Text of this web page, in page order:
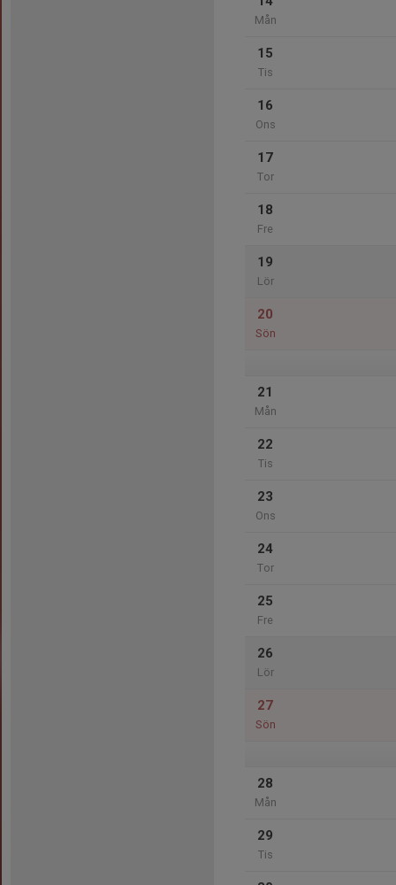
Mån
15
Tis
16
Ons
17
Tor
18
Fre
19
Lör
20
Sön
21
Mån
22
Tis
23
Ons
24
Tor
25
Fre
26
Lör
27
Sön
28
Mån
29
Tis